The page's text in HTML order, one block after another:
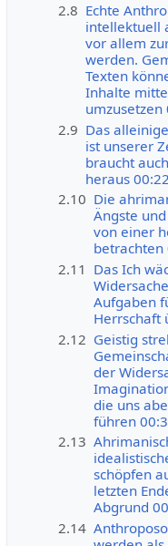
2.8 Echte
intellektuell
vor allem
werden.
Texten
Inhalte
umzusetzen
2.9 Das
ist unserer
braucht
heraus
2.10 Die
Ängste
von einer
betrachten
2.11 Das Ich
Aufgaben
Herrschaft
2.12 Geistig
der
die uns
führen
2.13
schöpfen
letzten
Abgrund
2.14